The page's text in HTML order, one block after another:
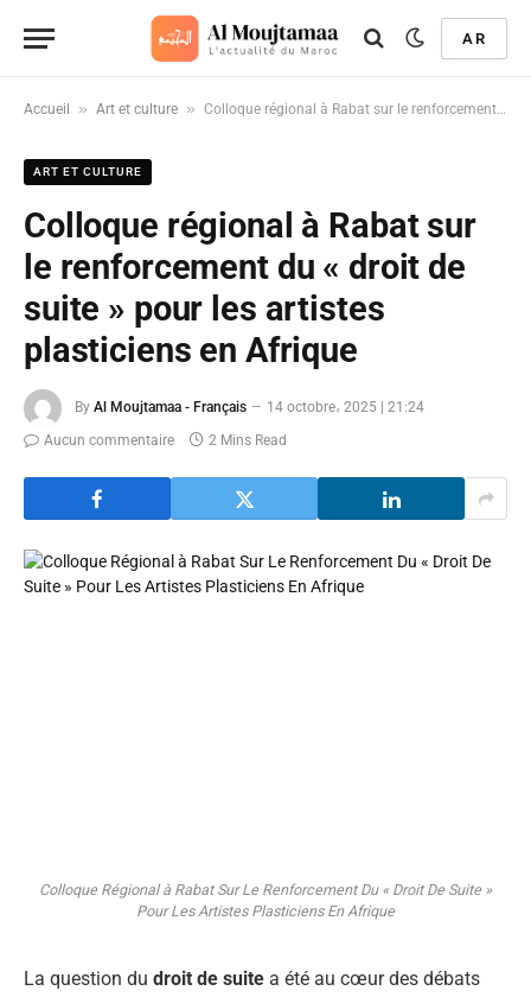
AR
Accueil » Art et culture » Colloque régional à Rabat sur le renforcement du « droit de suite » pour les artistes plasticiens en Afrique
ART ET CULTURE
Colloque régional à Rabat sur
le renforcement du « droit de
suite » pour les artistes
plasticiens en Afrique
By Al Moujtamaa - Français
14 octobre، 2025 | 21:24
Aucun commentaire
2 Mins Read
Colloque Régional à Rabat Sur Le Renforcement Du « Droit De Suite »
Pour Les Artistes Plasticiens En Afrique
La question du droit de suite a été au cœur des débats